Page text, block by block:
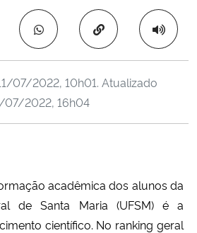
Inovações e Comunicações
Regional
Copiar para área
07/2022, 10h01. Atualizado
07/2022, 16h04
acadêmica dos alunos da
de Santa Maria (UFSM) é a
científico. No ranking geral